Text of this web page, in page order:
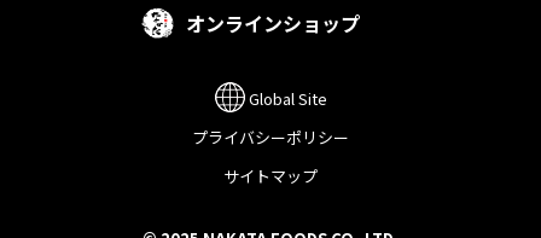
オンラインショップ
Global Site
プライバシーポリシー
サイトマップ